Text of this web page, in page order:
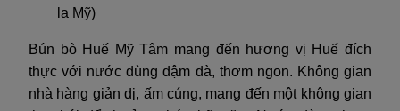
la Mỹ)
Bún bò Huế Mỹ Tâm mang đến hương vị Huế đích
thực với nước dùng đậm đà, thơm ngon. Không gian
nhà hàng giản dị, ấm cúng, mang đến một không gian